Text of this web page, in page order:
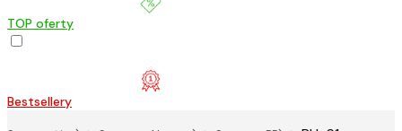
TOP oferty
Bestsellery